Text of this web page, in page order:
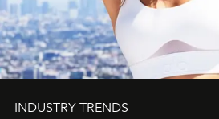
INDUSTRY TRENDS